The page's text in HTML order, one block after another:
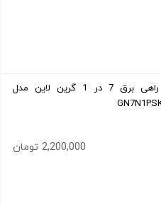
چند راهی برق 7 در 1 گرین لاین مدل
2,200,000 تومان